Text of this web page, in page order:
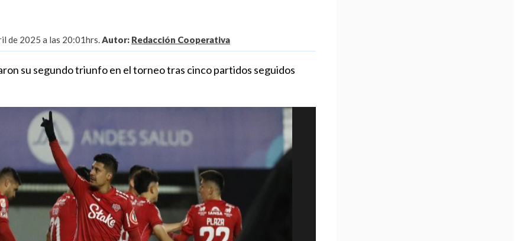
de 2025 a las 20:01hrs.Autor: Redacción Cooperativa
su segundo triunfo en el torneo tras cinco partidos seguidos